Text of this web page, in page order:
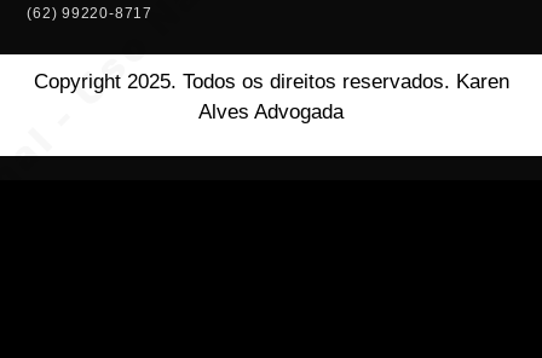
(62) 99220-8717
Copyright 2025. Todos os direitos reservados. Karen
Alves Advogada